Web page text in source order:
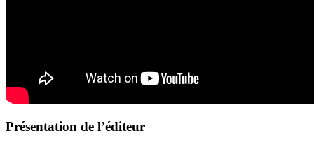
Présentation de l’éditeur